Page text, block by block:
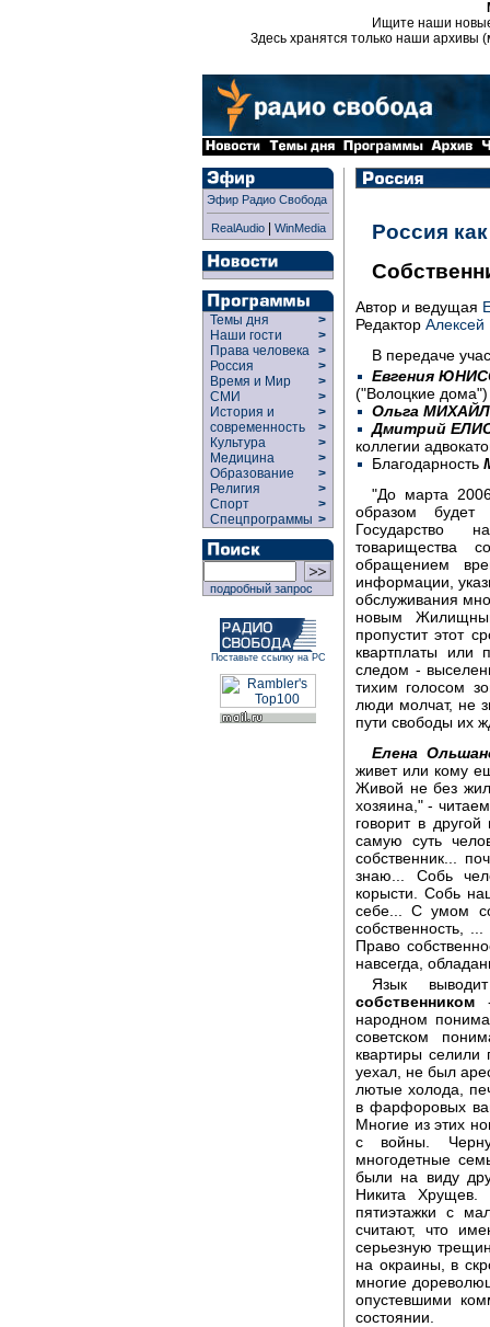
Ищите наши
Здесь хранятся только наши архивы
Эфир Радио Свобода
RealAudio| WinMedia
Темы дня
>
Наши гости
>
Права человека >
Россия
>
Время и Мир
>
СМИ
>
История и
современность
>
>
Культура
>
Медицина
>
Образование
>
Религия
>
Спорт
>
Спецпрограммы >
подробный запрос
Поставьте ссылку на РС
Россия
Автор и ведущая
Редактор Алексей
В передаче
Евгения
("Волоцкие дома")
Ольга
Дмитрий
коллегии
Благодарность
"До марта
образом
Государство
товарищества
обращением
информации,
обслуживания
новым
пропустит этот
квартплаты или
следом -
тихим голосом
люди молчат, не
пути свободы их
Елена
живет или кому
Живой не без
хозяина," -
говорит в
самую суть
собственник...
знаю... Собь
корысти. Собь
себе... С умом
собственность,
Право
навсегда,
Язык
собственником
народном
советском
квартиры
уехал, не был
лютые холода,
в фарфоровых
Многие из этих
с войны.
многодетные
были на виду
Никита Хрущев.
пятиэтажки с
считают, что
серьезную
на окраины, в
многие
опустевшими
состоянии.